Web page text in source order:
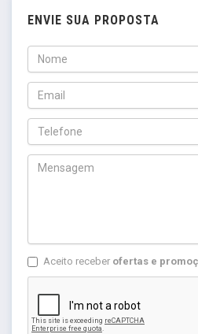
ENVIE SUA PROPOSTA
Aceito receber ofertas e